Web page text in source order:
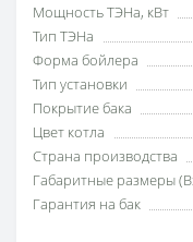
Мощность ТЭНа, кВт
Тип ТЭНа
Форма бойлера
Тип установки
Покрытие бака
Цвет котла
Страна производства
Габаритные размеры
Гарантия на бак